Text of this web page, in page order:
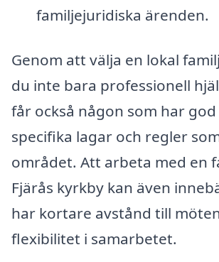
familjejuridiska ärenden.
Genom att välja en lokal
du inte bara professionell
får också någon som har
specifika lagar och regler
området. Att arbeta med en
Fjärås kyrkby kan även
har kortare avstånd till
flexibilitet i samarbetet.